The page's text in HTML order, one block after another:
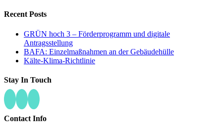
Recent Posts
GRÜN hoch 3 – Förderprogramm und digitale
Antragsstellung
BAFA: Einzelmaßnahmen an der Gebäudehülle
Kälte-Klima-Richtlinie
Stay In Touch
Contact Info